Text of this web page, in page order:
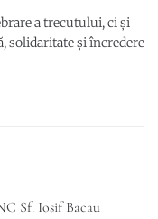
a trecutului, ci și
solidaritate și încredere
Sf. Iosif Bacau